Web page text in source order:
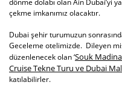
dönme dolabı olan Ain Dubai’yi
çekme imkanımız olacaktır.
Dubai şehir turumuzun
Geceleme otelimizde. Dileyen
düzenlenecek olan‘Souk
Cruise Tekne Turu ve Dubai
katılabilirler.